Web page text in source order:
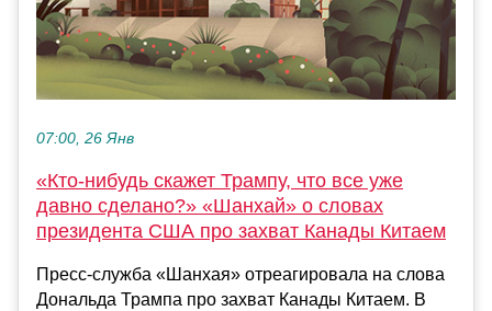
07:00, 26 Янв
«Кто-нибудь скажет Трампу, что все уже
давно сделано?» «Шанхай» о словах
президента США про захват Канады Китаем
Пресс-служба «Шанхая» отреагировала на слова
Дональда Трампа про захват Канады Китаем. В